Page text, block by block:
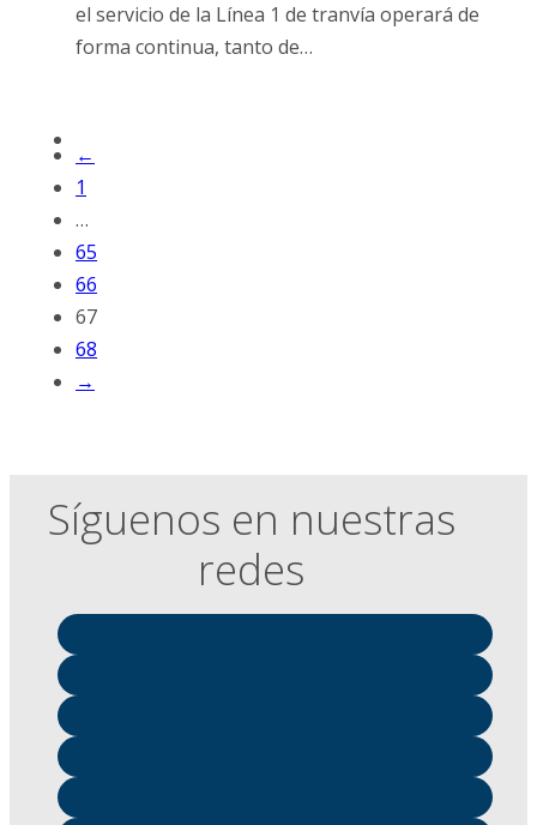
el servicio de la Línea 1 de tranvía operará de
forma continua, tanto de…
←
1
…
65
66
67
68
→
Síguenos en nuestras
redes